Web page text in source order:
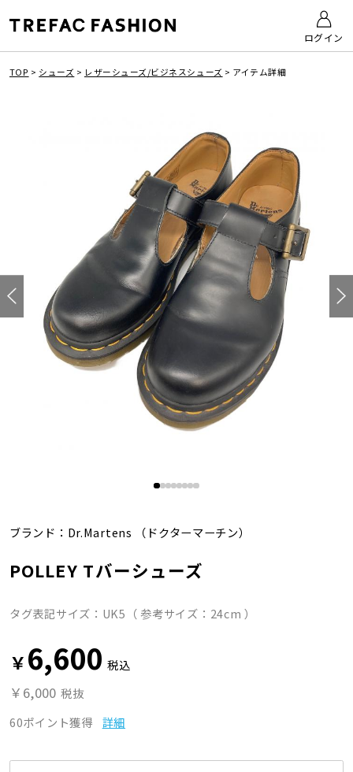
ログイン
TOP > シューズ > レザーシューズ/ビジネスシューズ > アイテム詳細
ブランド： Dr.Martens （ドクターマーチン）
POLLEY Tバーシューズ
タグ表記サイズ：UK5（ 参考サイズ：24cm ）
￥6,600 税込
￥6,000 税抜
60ポイント獲得
詳細